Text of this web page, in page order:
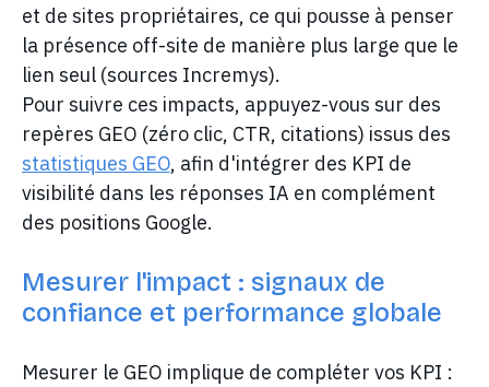
et de sites propriétaires, ce qui pousse à penser
la présence off-site de manière plus large que le
lien seul (sources Incremys).
Pour suivre ces impacts, appuyez-vous sur des
repères GEO (zéro clic, CTR, citations) issus des
statistiques GEO, afin d'intégrer des KPI de
visibilité dans les réponses IA en complément
des positions Google.
Mesurer l'impact : signaux de
confiance et performance globale
Mesurer le GEO implique de compléter vos KPI :